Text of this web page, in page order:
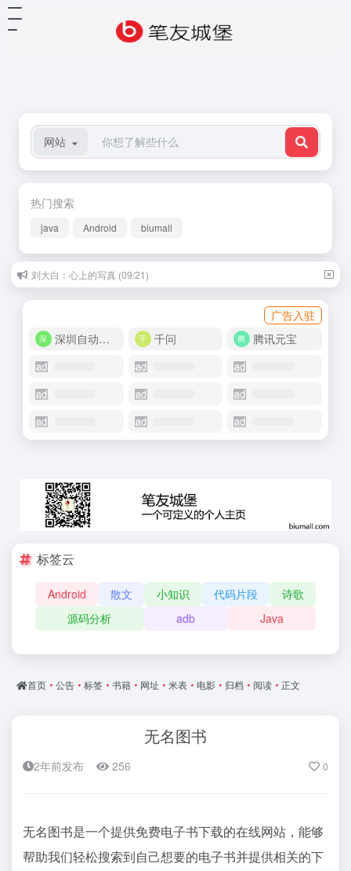
网站
热门搜索
java Android biumall
刘大白：心上的写真 (09/21)
广告入驻
深圳自动化商城
千问 腾讯元宝
标签云
Android 散文 小知识 代码片段
诗歌
源码分析
adb Java
首页 • 公告 • 标签 • 书籍 • 网址 • 米表 • 电影 • 归档 • 阅读 • 正文
无名图书
2年前发布 256 0
无名图书是一个提供免费电子书下载的在线网站，能够
帮助我们轻松搜索到自己想要的电子书并提供相关的下